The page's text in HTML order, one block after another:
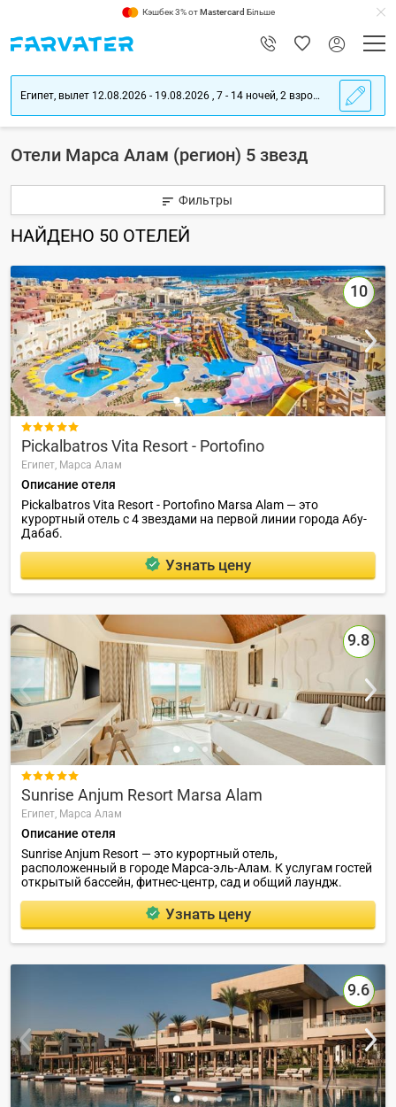
Кэшбек 3% отMastercard Більше
Египет, вылет 12.08.2026 - 19.08.2026 , 7 - 14 ночей, 2 взрослых
Отели Марса Алам (регион) 5 звезд
Фильтры
НАЙДЕНО 50 ОТЕЛЕЙ
10

Pickalbatros Vita Resort - Portofino
Египет, Марса Алам
Описание отеля
Pickalbatros Vita Resort - Portofino Marsa Alam — это
курортный отель с 4 звездами на первой линии города Абу-
Дабаб.
Узнать цену
9.8

Sunrise Anjum Resort Marsa Alam
Египет, Марса Алам
Описание отеля
Sunrise Anjum Resort — это курортный отель,
расположенный в городе Марса-эль-Алам. К услугам гостей
открытый бассейн, фитнес-центр, сад и общий лаундж.
Узнать цену
9.6